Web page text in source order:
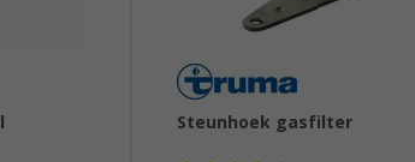
Steunhoek gasfilter